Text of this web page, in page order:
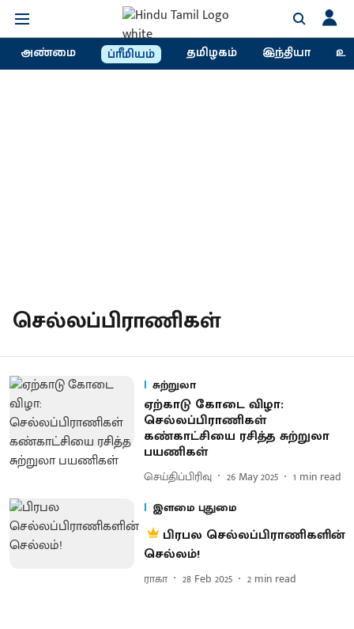
அண்மை ப்ரீமியம் தமிழகம் இந்தியா
செல்லப்பிராணிகள்
சுற்றுலா
ஏற்காடு கோடை விழா:
செல்லப்பிராணிகள்
கண்காட்சியை ரசித்த சுற்றுலா
பயணிகள்
செய்திப்பிரிவு 26 May 2025 1 min read
இளமை புதுமை
பிரபல செல்லப்பிராணிகளின்
செல்லம்!
ராகா 28 Feb 2025 2 min read